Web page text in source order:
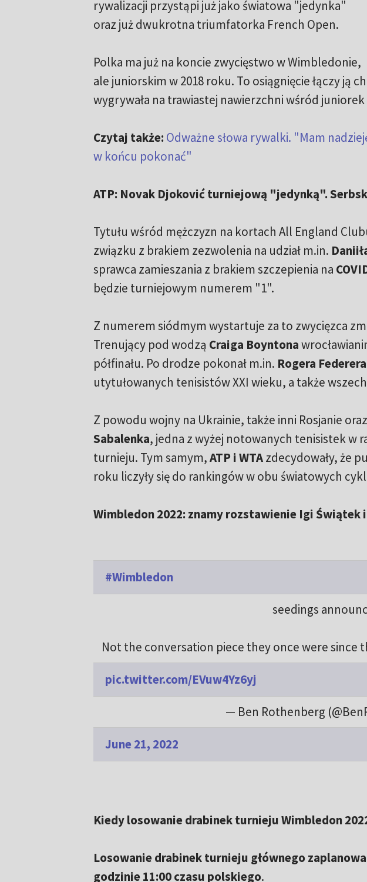
rywalizacji przystąpi już jako światowa "jedynka"
oraz już dwukrotna triumfatorka French Open.
Polka ma już na koncie zwycięstwo w Wimbledonie,
ale juniorskim w 2018 roku. To osiągnięcie łączy ją
wygrywała na trawiastej nawierzchni wśród juniorek
Czytaj także: Odważne słowa rywalki. "Mam
w końcu pokonać"
ATP: Novak Djoković turniejową "jedynką".
Tytułu wśród mężczyzn na kortach All England
związku z brakiem zezwolenia na udział m.in.
sprawca zamieszania z brakiem szczepienia na
będzie turniejowym numerem "1".
Z numerem siódmym wystartuje za to zwycięzca
Trenujący pod wodzą Craiga Boyntona
półfinału. Po drodze pokonał m.in. Rogera Federera
utytułowanych tenisistów XXI wieku, a także
Z powodu wojny na Ukrainie, także inni Rosjanie
Sabalenka, jedna z wyżej notowanych tenisistek w
turnieju. Tym samym,ATP i WTAzdecydowały, że
roku liczyły się do rankingów w obu światowych
Wimbledon 2022: znamy rozstawienie Igi Świątek
#Wimbledon
seedings
Not the conversation piece they once were since
pic.twitter.com/EVuw4Yz6yj
— Ben Rothenberg
June 21, 2022
Kiedy losowanie drabinek turnieju Wimbledon
Losowanie drabinek turnieju głównego
godzinie 11:00 czasu polskiego.